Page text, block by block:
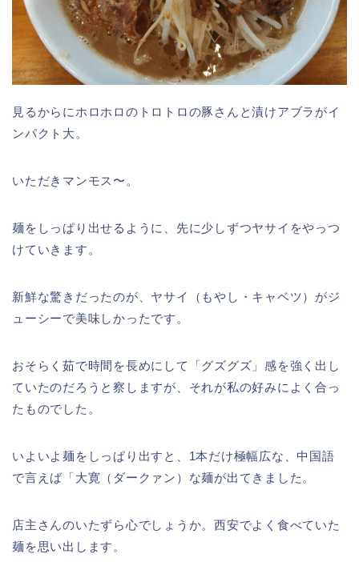
見るからにホロホロのトロトロの豚さんと漬けアブラがイ
ンパクト大。
いただきマンモス〜。
麺をしっぱり出せるように、先に少しずつヤサイをやっつ
けていきます。
新鮮な驚きだったのが、ヤサイ（もやし・キャベツ）がジ
ューシーで美味しかったです。
おそらく茹で時間を長めにして「グズグズ」感を強く出し
ていたのだろうと察しますが、それが私の好みによく合っ
たものでした。
いよいよ麺をしっぱり出すと、1本だけ極幅広な、中国語
で言えば「大寛（ダークァン）な麺が出てきました。
店主さんのいたずら心でしょうか。西安でよく食べていた
麺を思い出します。